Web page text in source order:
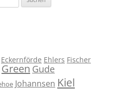
Eckernförde Ehlers Fischer
Green Gude
Johannsen Kiel